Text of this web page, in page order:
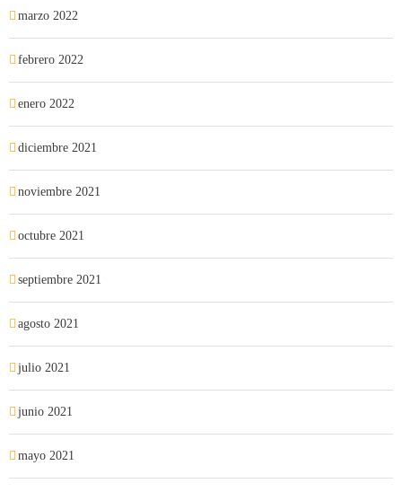
marzo 2022
febrero 2022
enero 2022
diciembre 2021
noviembre 2021
octubre 2021
septiembre 2021
agosto 2021
julio 2021
junio 2021
mayo 2021